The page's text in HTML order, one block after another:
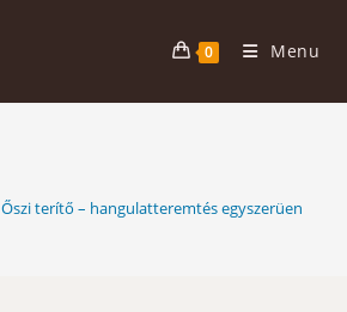
0 Menu
Őszi terítő – hangulatteremtés egyszerüen